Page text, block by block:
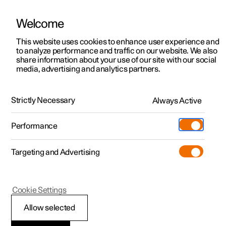
Polestar 2
Polestar 3
Polestar 4
Pre-owned
Shop
Mere
Udforsk Polestar 2
Kampagner
Nye lagerbiler
Prøvetur
Nye lagerbiler
Udforsk Polestar 4
Kampagner
Nye lagerbiler
Pre-owned-programmet
Pre-owned Polestar 2
Kampagner til privatkunder
Tilbud til erhvervskunder
Nye lagerbiler
Byg din bil
Pre-owned
Prøvetur
Extras tilbehør
(Åbner i et nyt vindue)
Experiences
Firmabil
Find os
Servicelokationer
Ejerskab
Opladning
Om Polestar
Bæredygtighed
HåndbogVideogalleriSoftwareopdateringer
Vedligeholdelse og service
Bestille service og reparation
Welcome
This website uses cookies to enhance user experience and
to analyze performance and traffic on our website. We also
share information about your use of our site with our social
media, advertising and analytics partners.
Strictly Necessary Always Active
Performance
Targeting and Advertising
Allow selected
Cookie Settings